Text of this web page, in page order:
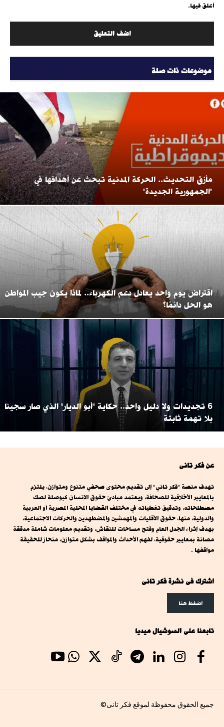
أعلق فيها.
موضوعات ذات صلة
مأزق التحديث.. الحركة المدنية تبحث عن أهدافها في
"الجمهورية الجديدة"
اقتراض يوم واحد يعادل دعم الكهرباء.. لماذا يكون جيب المواطن
هو الحل دائمًا؟
6 تجديدات ولا دليل واحد.. حكاية "أبو الديار" الذي صار سجينا
بلا تهمة ثابتة
عن فكر تانى
تهدف منصة "فكر تاني" إلى تقديم محتوى صحفي متنوع ومتوازن، يلتزم
بالمعايير الأخلاقية للصحافة، ويعتمد مبادئ حقوق الإنسان كبوصلة لصك
مصطلحاته، وتدقيق تغطياته في مختلف القضايا المحلية المصرية أو العربية
والدولية، منها، حقوق الأقليات والمهمشين والمضطهدين والحركات الاجتماعية،
بهدف إثراء الجدل العام وفتح مساحات للنقاش، وتقديم معلومات شاملة مدققة
مصانة بمعايير حقوقية، لفهم الأحداث والمواقف بشكل متوازن، منحاز للحقيقة
مواقفها .
اشترك فى نشرة فكر تانى
اضغط هنا
تابعنا على السوشيال ميديا
جميع الحقوق محفوظة لموقع فكر تانى©